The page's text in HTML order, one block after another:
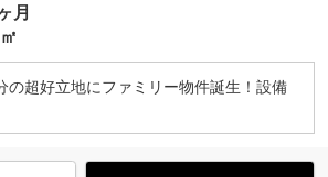
月
の超好立地にファミリー物件誕生！設備